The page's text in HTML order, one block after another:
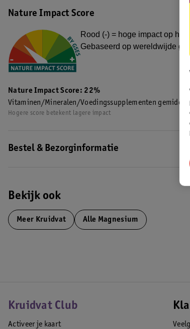
Nature Impact Score
Rood (-) = hoge impact op
Gebaseerd op wereldwijde
Nature Impact Score: 22%
Vitaminen/Mineralen/Voedingssupplementen
Hogere score betekent lagere impact
Bestel & Bezorginformatie
Bekijk ook
Meer Kruidvat Alle Magnesium
Kruidvat Club
Activeer je kaart